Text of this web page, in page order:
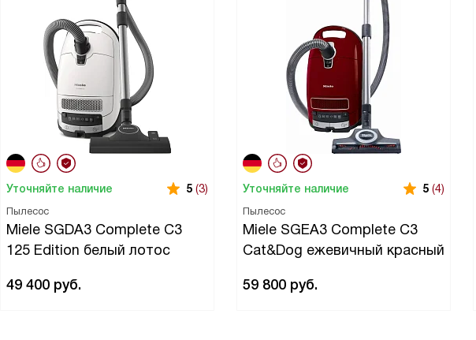
Уточняйте наличие 5 (3)
Пылесос
Miele SGDA3 Complete C3
125 Edition белый лотос
49 400 руб.
Уточняйте наличие 5 (4)
Пылесос
Miele SGEA3 Complete C3
Cat&Dog ежевичный красный
59 800 руб.